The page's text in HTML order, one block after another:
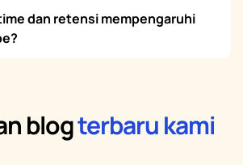
dan retensi mempengaruhi
blogterbaru kami